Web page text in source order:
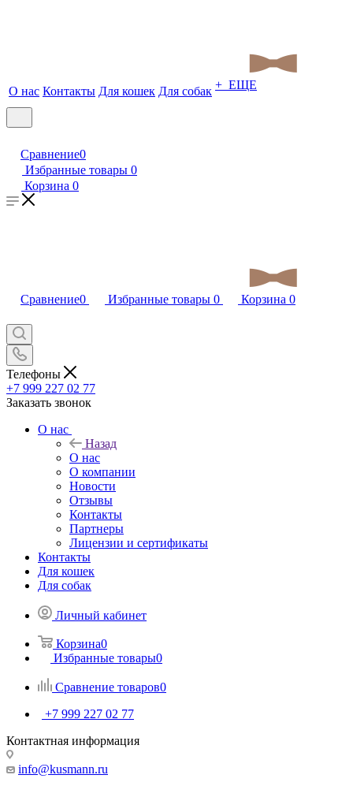
О нас Контакты Для кошек Для собак + ЕЩЕ
Сравнение0
Избранные товары 0
Корзина 0
Сравнение0 Избранные товары 0 Корзина 0
Телефоны
+7 999 227 02 77
Заказать звонок
О нас
Назад
О нас
О компании
Новости
Отзывы
Контакты
Партнеры
Лицензии и сертификаты
Контакты
Для кошек
Для собак
Личный кабинет
Корзина0
Избранные товары0
Сравнение товаров0
+7 999 227 02 77
Контактная информация
info@kusmann.ru